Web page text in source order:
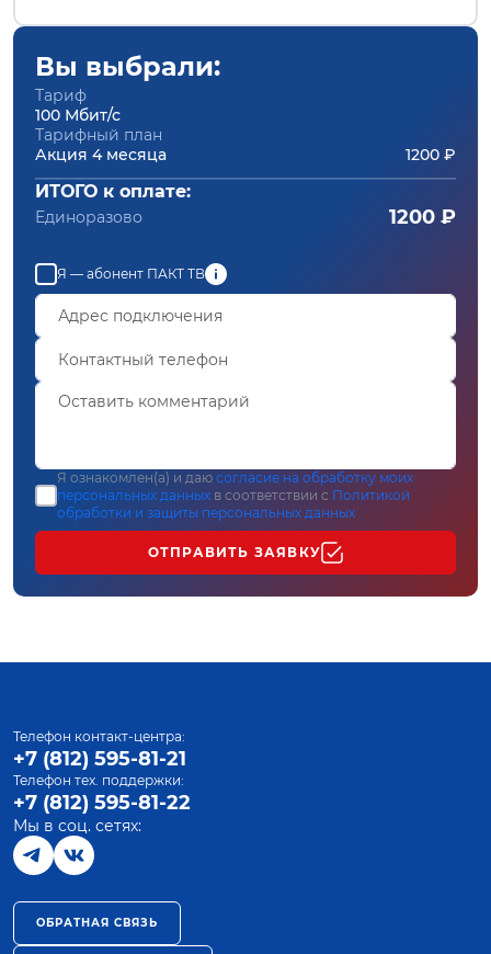
Вы выбрали:
Тариф
100 Мбит/с
Тарифный план
Акция 4 месяца
1200 ₽
ИТОГО к оплате:
Единоразово 1200 ₽
Я — абонент ПАКТ ТВ
Я ознакомлен(а) и даю согласие на обработку моих
персональных данных в соответствии с Политикой
обработки и защиты персональных данных
ОТПРАВИТЬ ЗАЯВКУ
Телефон контакт-центра:
+7 (812) 595-81-21
Телефон тех. поддержки:
+7 (812) 595-81-22
Мы в соц. сетях:
ОБРАТНАЯ СВЯЗЬ